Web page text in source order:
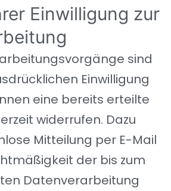
Einwilligung zur
sind
Einwilligung
eine bereits erteilte
widerrufen. Dazu
Mitteilung per E-Mail
der bis zum
Datenverarbeitung